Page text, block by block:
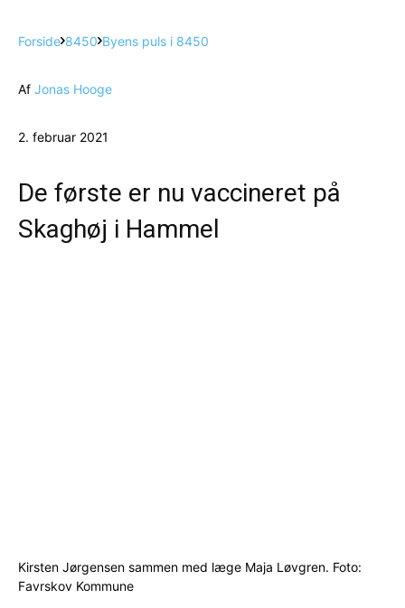
Forside 8450 Byens puls i 8450
Af Jonas Hooge
2. februar 2021
De første er nu vaccineret på
Skaghøj i Hammel
Kirsten Jørgensen sammen med læge Maja Løvgren. Foto:
Favrskov Kommune